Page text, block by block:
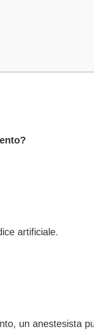
artificiale.
un anestesista